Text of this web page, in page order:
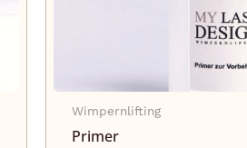
Wimpernlifting
Primer